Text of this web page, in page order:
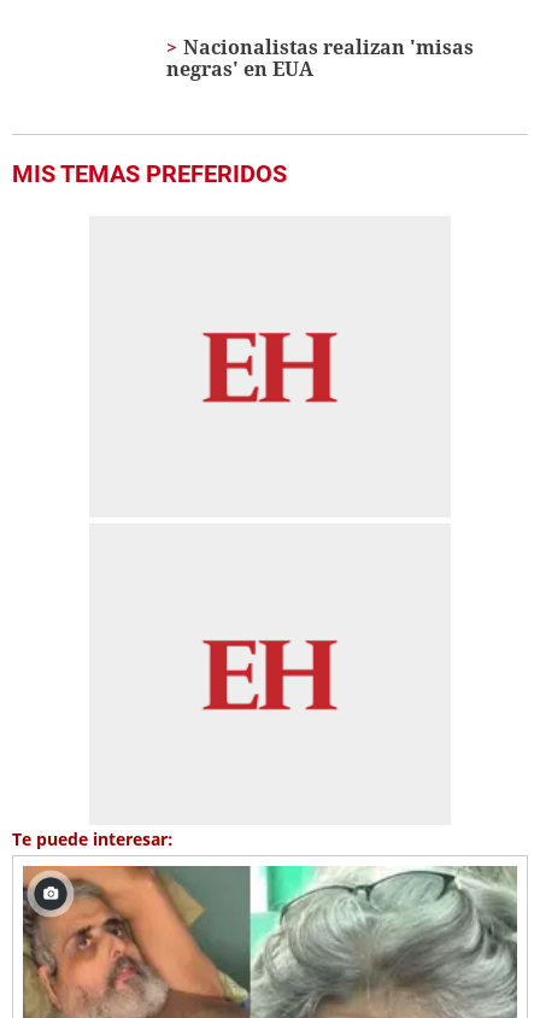
Nacionalistas realizan 'misas
negras' en EUA
MIS TEMAS PREFERIDOS
Te puede interesar: